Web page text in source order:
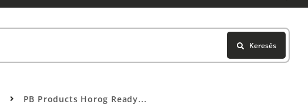
Keresés
PB Products Horog Ready...